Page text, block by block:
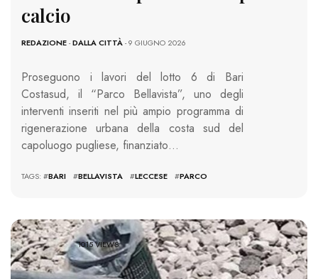
calcio
REDAZIONE-DALLA CITTÀ- 9 GIUGNO 2026
Proseguono i lavori del lotto 6 di Bari
Costasud, il “Parco Bellavista”, uno degli
interventi inseriti nel più ampio programma di
rigenerazione urbana della costa sud del
capoluogo pugliese, finanziato…
TAGS: #BARI #BELLAVISTA #LECCESE #PARCO
1015 VIEWS